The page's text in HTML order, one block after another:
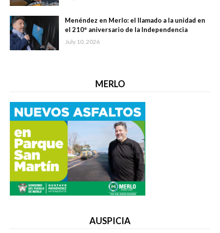
Menéndez en Merlo: el llamado a la unidad en
el 210° aniversario de la Independencia
July 10, 2026
MERLO
AUSPICIA